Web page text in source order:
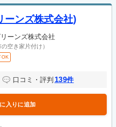
ーンズ株式会社)
ーンズ株式会社
空き家片付け）
OK
口コミ・評判 139件
入りに追加